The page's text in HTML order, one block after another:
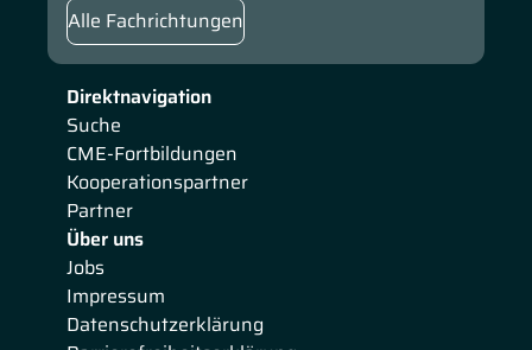
Direktnavigation
Suche
CME-Fortbildungen
Kooperationspartner
Partner
Über uns
Jobs
Impressum
Datenschutzerklärung
Alle Fachrichtungen